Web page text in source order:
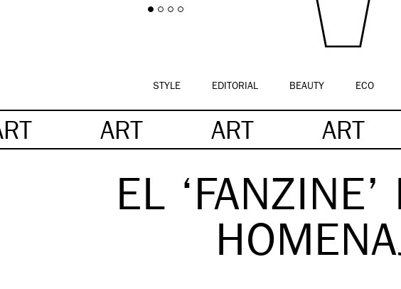
CELEBRA LA
STYLE EDITORIAL BEAUTY ECO
ART ART ART
EL